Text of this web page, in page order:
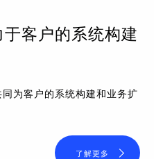
客户的系统构建
为客户的系统构建和业务扩
了解更多